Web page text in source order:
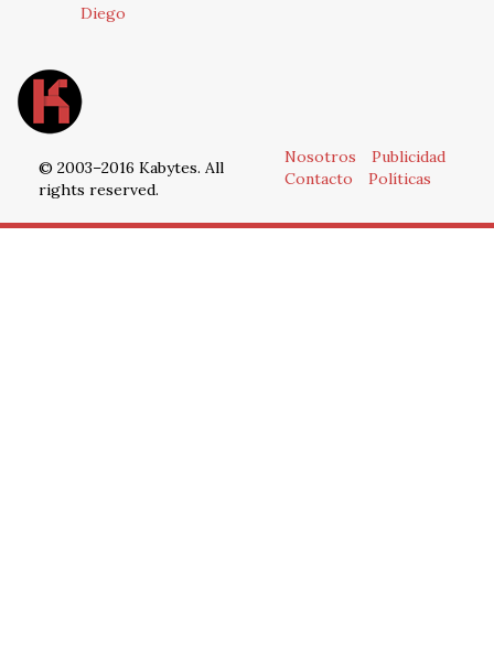
Diego
© 2003–2016 Kabytes. All
rights reserved.
Nosotros
Publicidad
Contacto
Políticas